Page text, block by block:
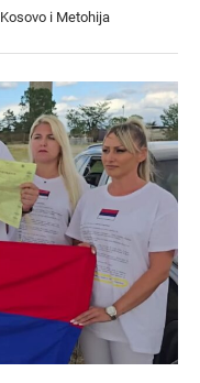
Kosovo i Metohija